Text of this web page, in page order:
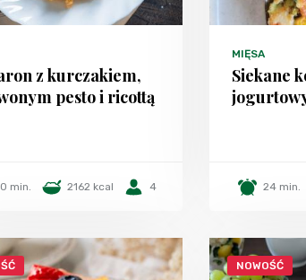
z kurczakiem,
pesto i ricottą
min. 2162 kcal 4
MIĘSA
Siekane
24 min.
NOWOŚĆ